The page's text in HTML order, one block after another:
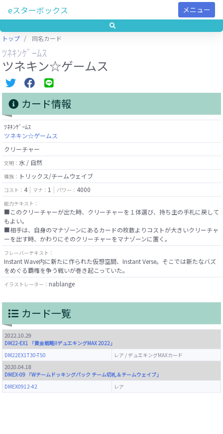
eスターボックス メニュー
トップ 同名カード
ﾂﾈｷﾝｹﾞｰﾑｽ
ツネキン☆ゲームス
カード情報
ﾂﾈｷﾝｹﾞｰﾑｽ
ツネキン☆ゲームス
クリーチャー
文明： 水 / 自然
種族： トリックス/チームウェイブ
コスト： 4 マナ： 1 パワー： 4000
能力テキスト：
■このクリーチャーが出た時、クリーチャーを１体選び、持ち主の手札に戻して
もよい。
■相手は、自身のマナゾーンにあるカードの枚数よりコストが大きいクリーチャ
ーを出す時、かわりにそのクリーチャーをマナゾーンに置く。
フレーバーテキスト：
Instant Wave内に新たに作られた仮想空間、Instant Verse。そこでは新たなバズ
をめぐる覇権を争う戦いが巻き起こっていた。
イラストレーター： nablange
カード一覧
2022.10.29
DM22-EX1 「黄金戦略!!デュエキングMAX 2022」
DM22EX1T30-T50
レア / デュエキングMAXカード
2020.04.18
DMEX-09 「Wチームドッキングパック チーム切札＆チームウェイブ」
DMEX0912-42
レア